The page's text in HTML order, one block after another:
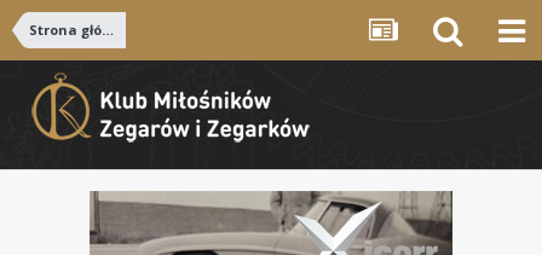
Strona główna